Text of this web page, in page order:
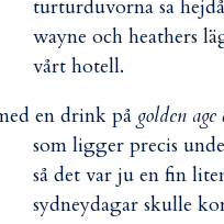
turturduvorna sa
wayne och heathers
vårt hotell.
en drink på golden
som ligger precis
så det var ju en fin
sydneydagar skulle